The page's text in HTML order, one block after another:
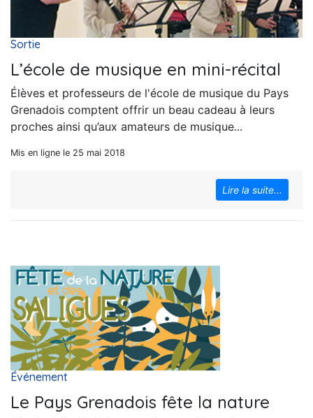
Sortie
L’école de musique en mini-récital
Élèves et professeurs de l'école de musique du Pays
Grenadois comptent offrir un beau cadeau à leurs
proches ainsi qu’aux amateurs de musique...
Mis en ligne le 25 mai 2018
Lire la suite...
Événement
Le Pays Grenadois fête la nature